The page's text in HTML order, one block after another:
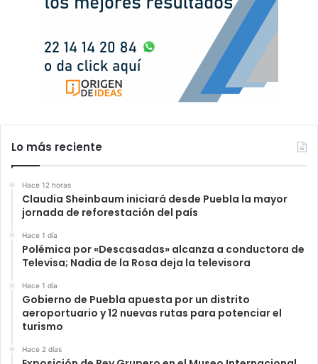
Lo más reciente
Hace 12 horas
Claudia Sheinbaum iniciará desde Puebla la mayor
jornada de reforestación del país
Hace 1 día
Polémica por «Descasadas» alcanza a conductora de
Televisa; Nadia de la Rosa deja la televisora
Hace 1 día
Gobierno de Puebla apuesta por un distrito
aeroportuario y 12 nuevas rutas para potenciar el
turismo
Hace 2 días